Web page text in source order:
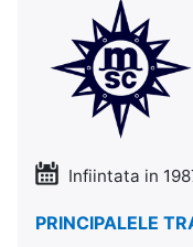
Infiintata in
PRINCIPALELE